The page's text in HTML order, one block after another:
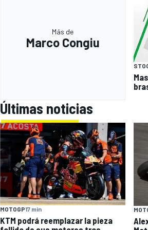
Más de
Marco Congiu
Últimas noticias
MOTOGP17 min
KTM podrá reemplazar la pieza